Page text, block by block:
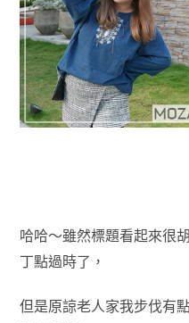
哈哈～雖然標題看起來很
丁點過時了，
但是原諒老人家我步伐有